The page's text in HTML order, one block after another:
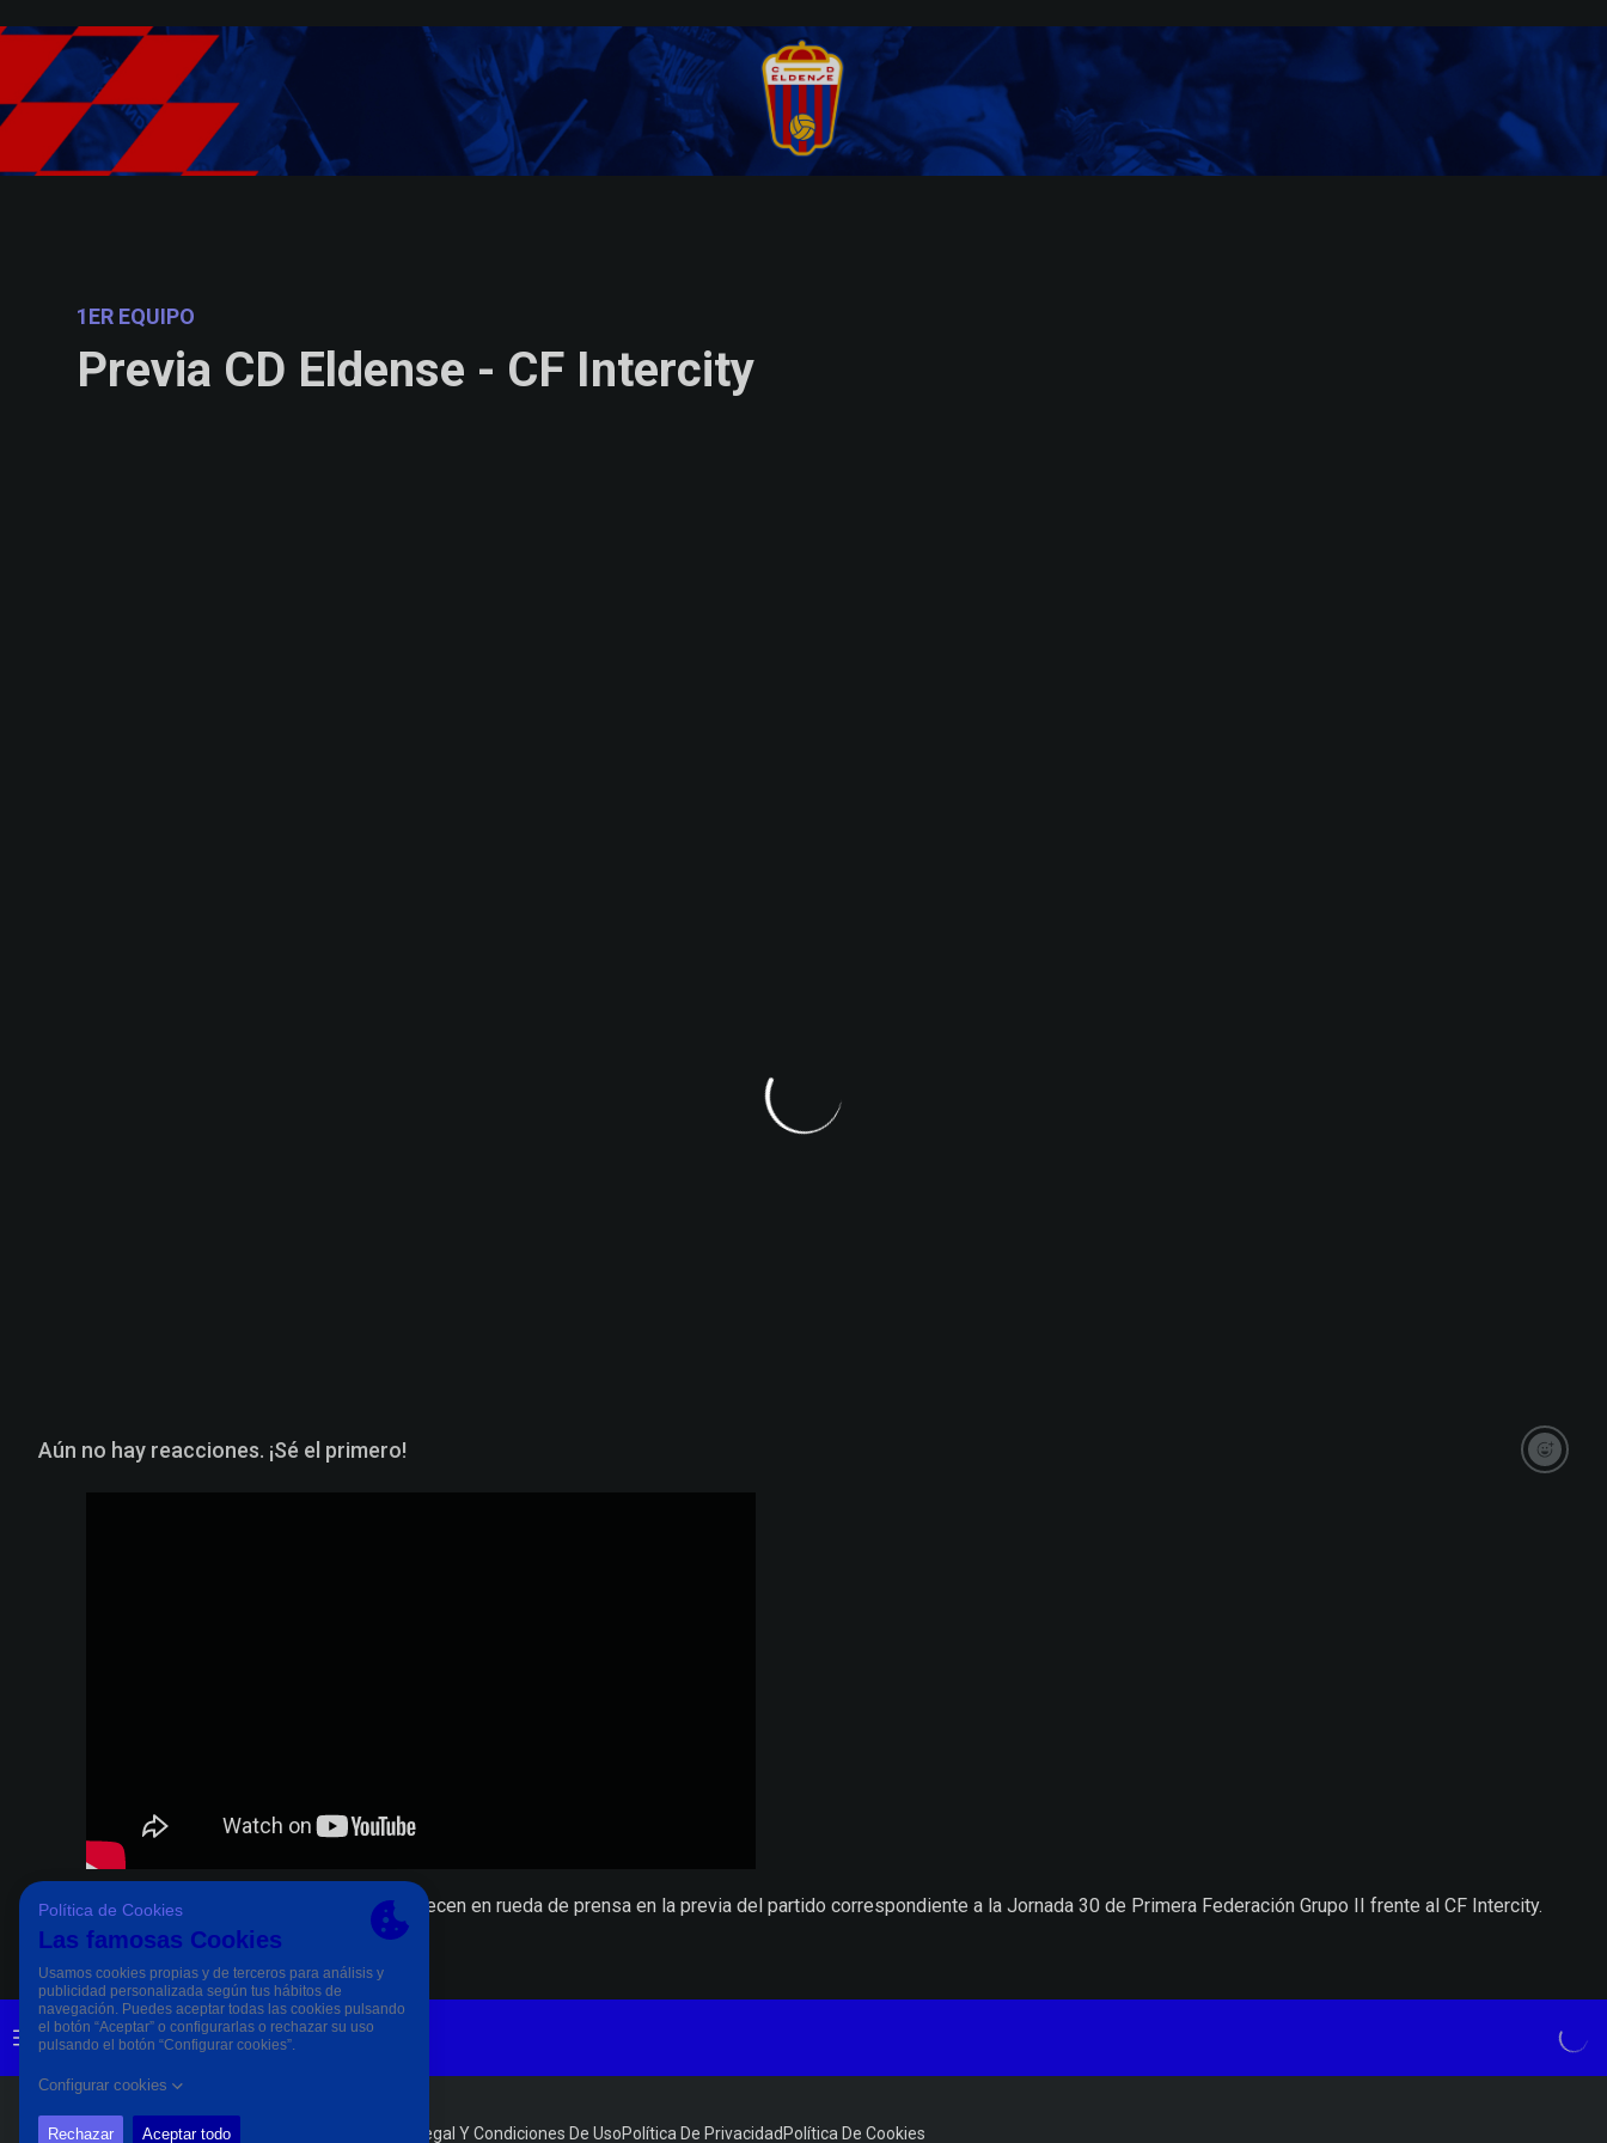
1ER EQUIPO
Previa CD Eldense - CF Intercity
Aún no hay reacciones. ¡Sé el primero!
Fernando Estévez y Carlos Hernández comparecen en rueda de prensa en la previa del partido correspondiente a la Jornada 30 de Primera Federación Grupo II frente al CF Intercity.
Aviso Legal Y Condiciones De UsoPolítica De Privacidad Política De Cookies
PÀGINA OFICIAL © CD ELDENSE 2023